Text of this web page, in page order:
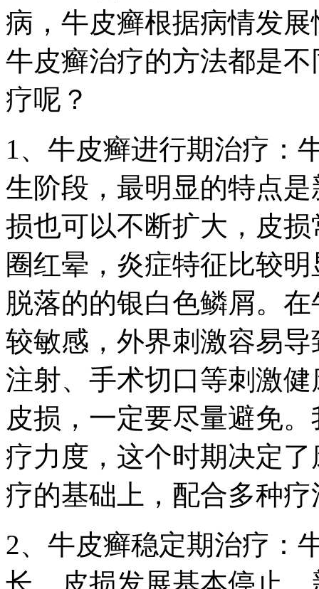
病，牛皮癣根据病情发
牛皮癣治疗的方法都是
疗呢？
1、牛皮癣进行期治疗：
生阶段，最明显的特点
损也可以不断扩大，皮
圈红晕，炎症特征比较
脱落的的银白色鳞屑。
较敏感，外界刺激容易
注射、手术切口等刺激
皮损，一定要尽量避免
疗力度，这个时期决定
疗的基础上，配合多种
2、牛皮癣稳定期治疗：
长，皮损发展基本停止